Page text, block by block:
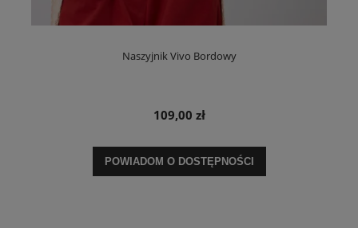
Naszyjnik Vivo Bordowy
109,00 zł
POWIADOM O DOSTĘPNOŚCI